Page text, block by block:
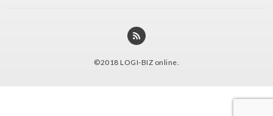
©2018 LOGI-BIZ online